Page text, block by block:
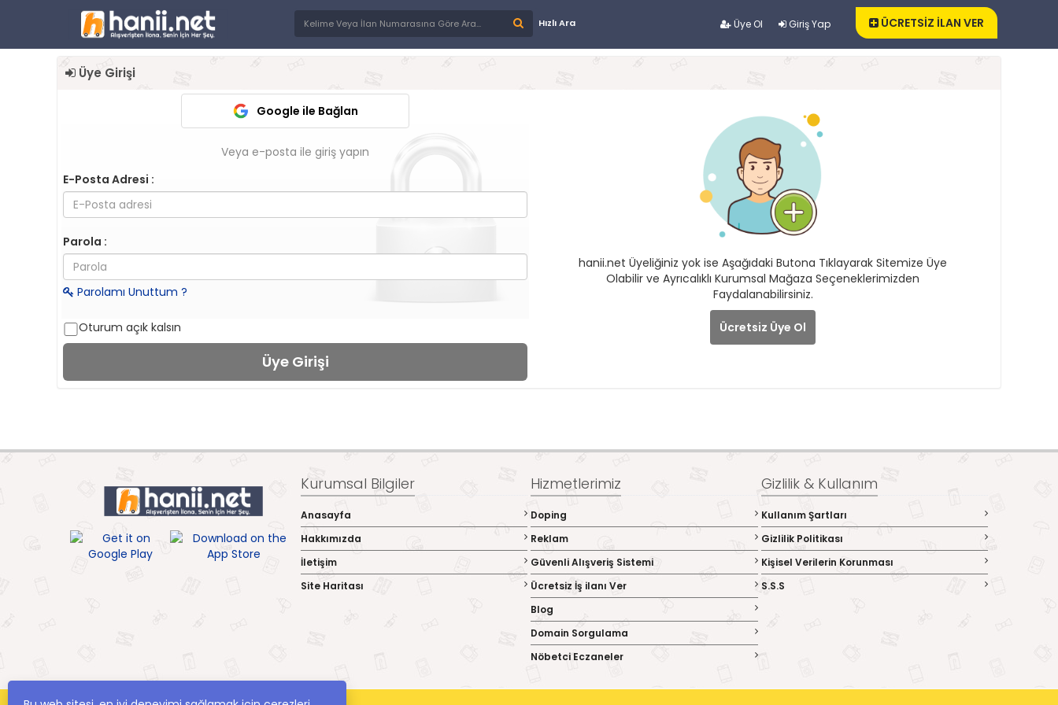
Üye Ol Giriş Yap
Hızlı Ara ÜCRETSİZ İLAN VER
Üye Girişi
Google ile Bağlan
Veya e-posta ile giriş yapın
E-Posta Adresi :
Parola :
Parolamı Unuttum ?
Oturum açık kalsın
hanii.net Üyeliğiniz yok ise Aşağıdaki Butona Tıklayarak Sitemize Üye
Olabilir ve Ayrıcalıklı Kurumsal Mağaza Seçeneklerimizden
Faydalanabilirsiniz.
Ücretsiz Üye Ol
Kurumsal Bilgiler
Anasayfa
Hakkımızda
İletişim
Site Haritası
Hizmetlerimiz
Doping
Reklam
Güvenli Alışveriş Sistemi
Ücretsiz İş ilanı Ver
Blog
Domain Sorgulama
Nöbetci Eczaneler
Gizlilik & Kullanım
Kullanım Şartları
Gizlilik Politikası
Kişisel Verilerin Korunması
S.S.S